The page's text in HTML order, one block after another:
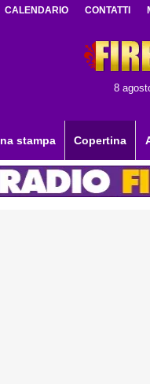
CALENDARIO CONTATTI
8
stampa Copertina